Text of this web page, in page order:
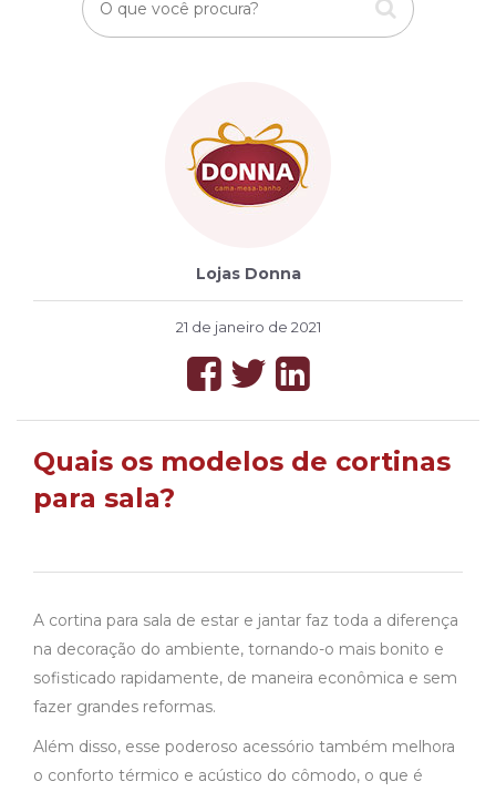
Lojas Donna
21 de janeiro de 2021
Quais os modelos de cortinas
para sala?
A cortina para sala de estar e jantar faz toda a diferença
na decoração do ambiente, tornando-o mais bonito e
sofisticado rapidamente, de maneira econômica e sem
fazer grandes reformas.
Além disso, esse poderoso acessório também melhora
o conforto térmico e acústico do cômodo, o que é